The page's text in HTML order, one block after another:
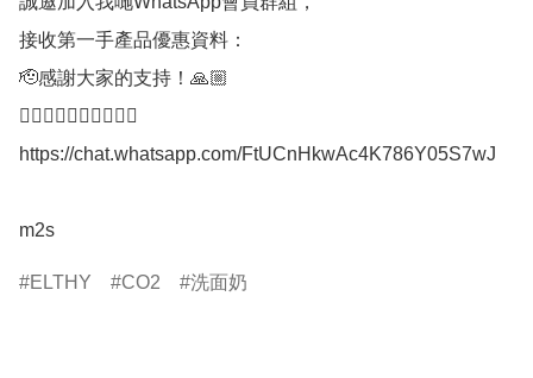
接收第一手產品優惠資料：
🫡感謝大家的支持！🙏🏼
👇🏼👇🏼👇🏼👇🏼👇🏼
https://chat.whatsapp.com/FtUCnHkwAc4K786Y05S7wJ
m2s
ELTHY CO2 洗面奶